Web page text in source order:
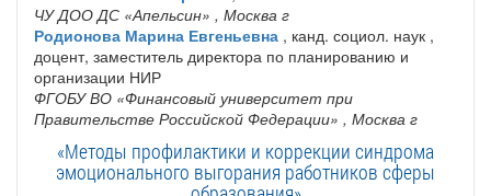
ЧУ ДОО ДС «Апельсин» , Москва г
Родионова Марина Евгеньевна , канд. социол. наук ,
доцент, заместитель директора по планированию и
организации НИР
ФГОБУ ВО «Финансовый университет при
Правительстве Российской Федерации» , Москва г
«Методы профилактики и коррекции синдрома
эмоционального выгорания работников сферы